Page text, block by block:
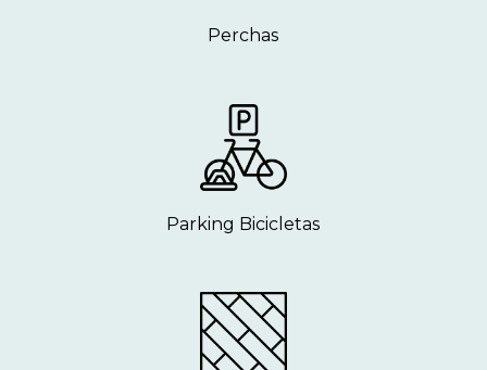
Perchas
Parking Bicicletas